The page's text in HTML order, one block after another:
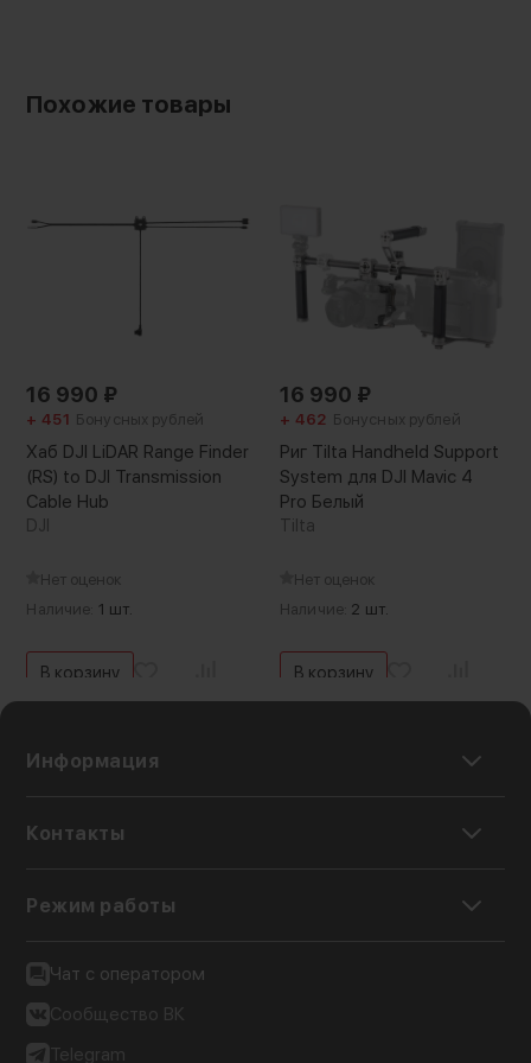
Характеристики:
Похожие товары
16 990 ₽
+ 451 Бонусных рублей
Хаб DJI LiDAR Range Finder
(RS) to DJI Transmission
Cable Hub
DJI
Нет оценок
Наличие: 1 шт.
В корзину
16 990 ₽
+ 462 Бонусных рублей
Риг Tilta Handheld Support
System для DJI Mavic 4
Pro Белый
Tilta
Нет оценок
Наличие: 2 шт.
В корзину
Информация
Контакты
Режим работы
Чат с оператором
Сообщество ВК
Telegram